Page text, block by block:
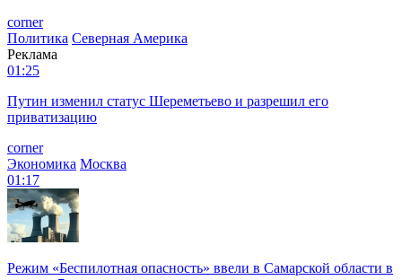
corner
Политика Северная Америка
Реклама
01:25
Путин изменил статус Шереметьево и разрешил его
приватизацию
corner
Экономика Москва
01:17
Режим «Беспилотная опасность» ввели в Самарской области в